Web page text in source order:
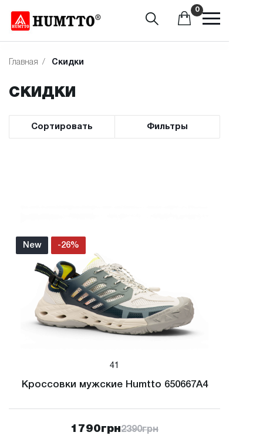
0
Главная / Скидки
СКИДКИ
Сортировать Фильтры
New -26%
41
Кроссовки мужские Humtto 650667A4
1790грн2390грн